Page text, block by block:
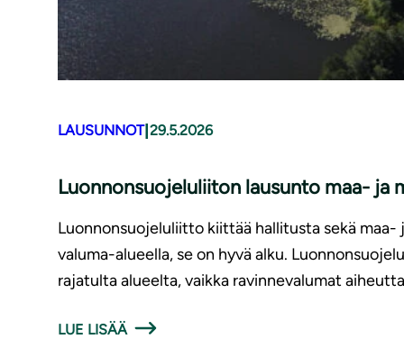
LAUSUNNOT| 29.5.2026
Luonnonsuojeluliiton lausunto maa- ja
Luonnonsuojeluliitto kiittää hallitusta sekä
valuma-alueella, se on hyvä alku.
rajatulta alueelta, vaikka ravinnevalumat
LUE LISÄÄ